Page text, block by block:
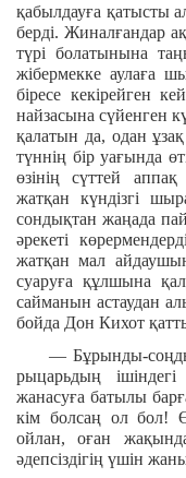
қабылдауға қатысты
берді. Жиналғандар
түрі болатынына
жібермекке аулаға
біресе кекірейген
найзасына сүйенген
қалатын да, одан
түннің бір уағында
өзінің сүттей
жатқан күндізгі
сондықтан жаңада
әрекеті
жатқан мал
суаруға құлшына
сайманын астаудан
бойда Дон Кихот
— Бұрынды-соңды
рыцарьдың
жанасуға батылы
кім болсаң ол бол!
ойлан, оған
әдепсіздігің үшін